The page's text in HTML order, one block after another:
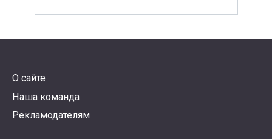
О сайте
Наша команда
Рекламодателям